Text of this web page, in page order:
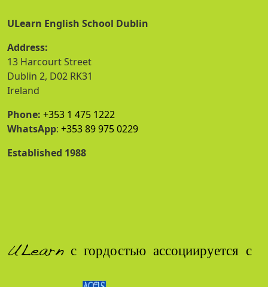
ULearn English School Dublin
Address:
13 Harcourt Street
Dublin 2, D02 RK31
Ireland
Phone: +353 1 475 1222
WhatsApp: +353 89 975 0229
Established 1988
ULearn с гордостью ассоциируется с